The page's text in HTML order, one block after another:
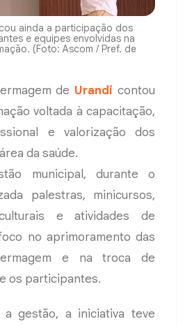
ainda a participação dos
e equipes envolvidas na
(Foto: Ascom / Pref. de
de Urandi contou
voltada à capacitação,
e valorização dos
da saúde.
municipal, durante o
palestras, minicursos,
e atividades de
no aprimoramento das
e na troca de
os participantes.
gestão, a iniciativa teve